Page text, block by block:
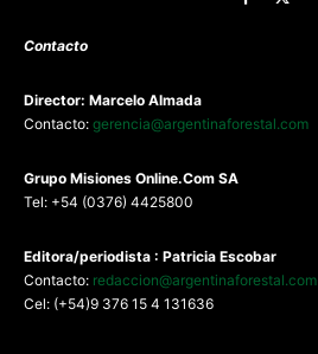
Contacto
Director: Marcelo Almada
Contacto: gerencia@argentinaforestal.com
Grupo Misiones Online.Com SA
Tel: +54 (0376) 4425800
Editora/periodista : Patricia Escobar
Contacto: redaccion@argentinaforestal.com
Cel: (+54)9 376 15 4 131636